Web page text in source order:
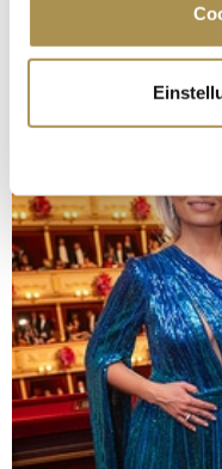
Trigger Symbol ändern
Informationen
erfassen, welche
bestimmten
Erfahren Sie mehr
verarbeitet werden,
Abschnitt
Wir verwenden
personalisieren,
zu können und die
analysieren.